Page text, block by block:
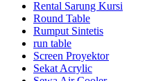
Rental Sarung Kursi
Round Table
Rumput Sintetis
run table
Screen Proyektor
Sekat Acrylic